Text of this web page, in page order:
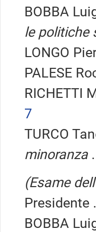
BOBBA
le politiche
LONGO
PALESE
RICHETTI
7
TURCO
minoranza
(Esame
Presidente
BOBBA